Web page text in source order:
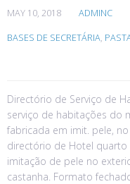
MAY 10, 2018 ADMINC
BASES DE SECRETÁRIA,
Directório de Serviço de
serviço de habitações do
fabricada em imit. pele,
directório de Hotel
imitação de pele no
castanha. Formato